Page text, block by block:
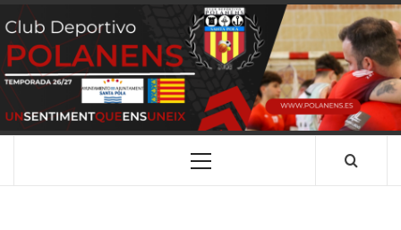
Saltar
al
contenido
CLUB
DEPORTIVO
POLANENS
SANTA POLA
Menú